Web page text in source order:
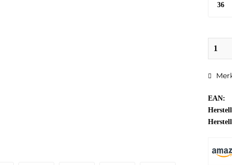
36
EAN: